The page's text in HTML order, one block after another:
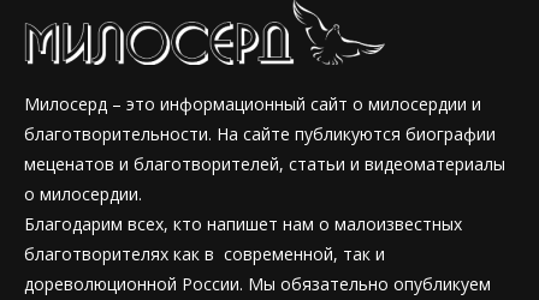
Милосерд – это информационный сайт о милосердии и
благотворительности. На сайте публикуются биографии
меценатов и благотворителей, статьи и видеоматериалы
о милосердии.
Благодарим всех, кто напишет нам о малоизвестных
благотворителях как в современной, так и
дореволюционной России. Мы обязательно опубликуем